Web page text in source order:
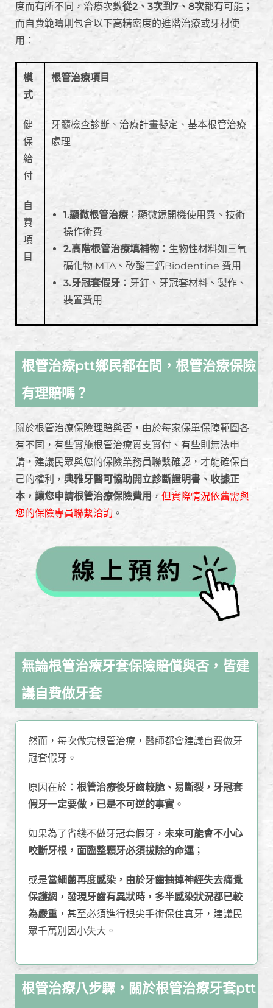
度而有所不同，治療次數從2、3次到7、8次都有可能；
而自費範疇則包含以下高精密度的進階治療或牙材使
用：
模
式
根管治療項目
健
保
給
付
牙髓檢查診斷、治療計畫擬定、基本根管治療
處理
自
費
項
目
1.顯微根管治療 ：顯微鏡開機使用費、技術
操作術費
2.高階根管治療填補物 ：生物性材料如三氧
礦化物 MTA、矽酸三鈣Biodentine 費用
3.牙冠套假牙 ：牙釘、牙冠套材料、製作、
裝置費用
根管治療ptt鄉民都在問，根管治療保險
有理賠嗎？
關於根管治療保險理賠與否，由於每家保單保障範圍各
有不同，有些實施根管治療實支實付、有些則無法申
請，建議民眾與您的保險業務員聯繫確認，才能確保自
己的權利， 典雅牙醫可協助開立診斷證明書、收據正
本，讓您申請根管治療保險費用 ， 但實際情況依舊需與
您的保險專員聯繫洽詢 。
無論根管治療牙套保險賠償與否，皆建
議自費做牙套
然而，每次做完根管治療，醫師都會建議自費做牙
冠套假牙。
原因在於： 根管治療後牙齒較脆、易斷裂，牙冠套
假牙一定要做，已是不可逆的事實 。
如果為了省錢不做牙冠套假牙， 未來可能會不小心
咬斷牙根，面臨整顆牙必須拔除的命運；
或是當細菌再度感染，由於牙齒抽掉神經失去痛覺
保護網，發現牙齒有異狀時，多半感染狀況都已較
為嚴重 ，甚至必須進行根尖手術保住真牙，建議民
眾千萬別因小失大。
根管治療八步驟，關於根管治療牙套ptt